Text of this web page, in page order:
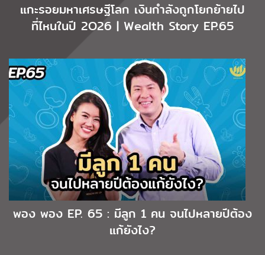
แกะรอยมหาเศรษฐีโลก เงินกำลังถูกโยกย้ายไป
ที่ไหนในปี 2O26 | Wealth Story EP.65
พอง พอง EP. 65 : มีลูก 1 คน จนไปหลายปีต้อง
แก้ยังไง?